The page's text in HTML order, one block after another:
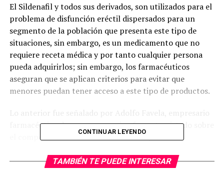
El Sildenafil y todos sus derivados, son utilizados para el
problema de disfunción eréctil dispersados para un
segmento de la población que presenta este tipo de
situaciones, sin embargo, es un medicamento que no
requiere receta médica y por tanto cualquier persona
pueda adquirirlos; sin embargo, los farmacéuticos
aseguran que se aplican criterios para evitar que
menores puedan tener acceso a este tipo de productos.
Lo anterior fue señalado por Adolfo Favela, empresario
farmacéutico duranguense, quien fue entrevistado sobre
el comportamiento de venta de este tipo de
CONTINUAR LEYENDO
TAMBIÉN TE PUEDE INTERESAR